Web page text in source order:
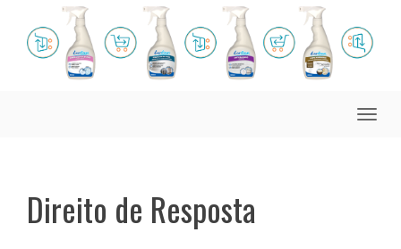
Toggle
Direito de Resposta